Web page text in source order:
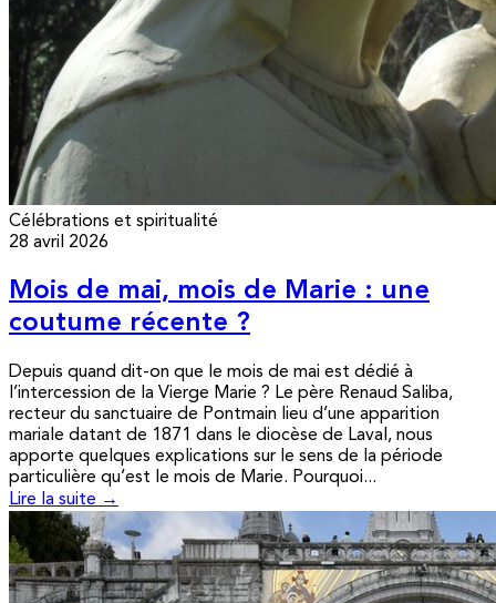
Célébrations et spiritualité
28 avril 2026
Mois de mai, mois de Marie : une
coutume récente ?
Depuis quand dit-on que le mois de mai est dédié à
l’intercession de la Vierge Marie ? Le père Renaud Saliba,
recteur du sanctuaire de Pontmain lieu d’une apparition
mariale datant de 1871 dans le diocèse de Laval, nous
apporte quelques explications sur le sens de la période
particulière qu’est le mois de Marie. Pourquoi...
Lire la suite →